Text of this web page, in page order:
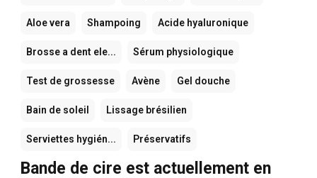
Aloe vera Shampoing Acide hyaluronique
Brosse a dent ele... Sérum physiologique
Test de grossesse Avène Gel douche
Bain de soleil Lissage brésilien
Serviettes hygién... Préservatifs
Bande de cire est actuellement en